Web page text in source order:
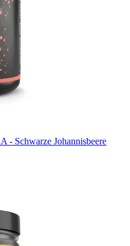
- Schwarze Johannisbeere